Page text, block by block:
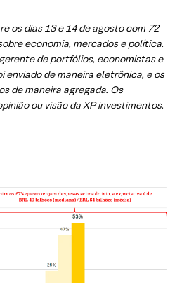
os dias 13 e 14 de agosto com 72
economia, mercados e política.
de portfólios, economistas e
enviado de maneira eletrônica, e os
de maneira agregada. Os
ou visão da XP investimentos.